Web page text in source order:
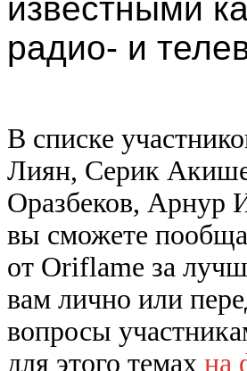
известными
радио- и
В списке
Лиян, Серик
Оразбеков, Арнур
вы сможете
от Oriflame за
вам лично или
вопросы
для этого темах на